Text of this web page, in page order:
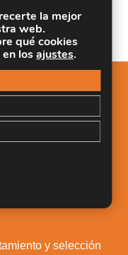
de la gestión del
diferenciador de la
y selección
la mejor
web.
qué cookies
losajustes.